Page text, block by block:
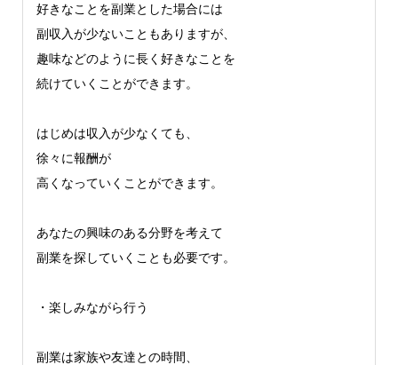
好きなことを副業とした場合には
副収入が少ないこともありますが、
趣味などのように長く好きなことを
続けていくことができます。
はじめは収入が少なくても、
徐々に報酬が
高くなっていくことができます。
あなたの興味のある分野を考えて
副業を探していくことも必要です。
・楽しみながら行う
副業は家族や友達との時間、